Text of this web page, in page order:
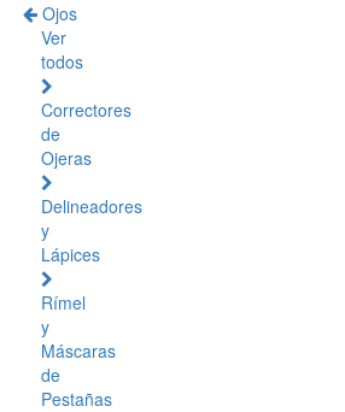
Ojos
Ver
todos
Correctores
de
Ojeras
Delineadores
y
Lápices
Rímel
y
Máscaras
de
Pestañas